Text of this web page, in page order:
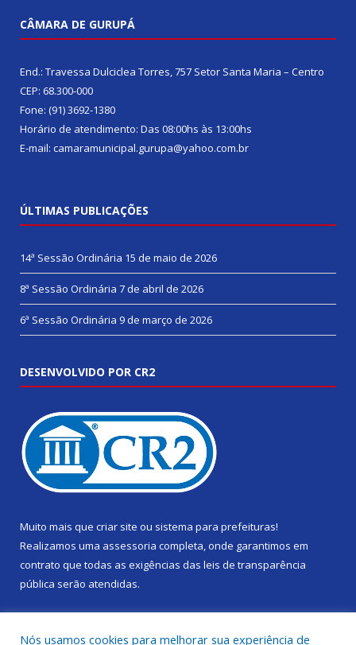
CÂMARA DE GURUPÁ
End.: Travessa Dulciclea Torres, 757 Setor Santa Maria – Centro
CEP: 68.300-000
Fone: (91) 3692-1380
Horário de atendimento: Das 08:00hs às 13:00hs
E-mail: camaramunicipal.gurupa@yahoo.com.br
ÚLTIMAS PUBLICAÇÕES
14ª Sessão Ordinária 15 de maio de 2026
8ª Sessão Ordinária 7 de abril de 2026
6ª Sessão Ordinária 9 de março de 2026
DESENVOLVIDO POR CR2
Muito mais que criar site ou sistema para prefeituras!
Realizamos uma assessoria completa, onde garantimos em
contrato que todas as exigências das leis de transparência
pública serão atendidas.
Nós usamos cookies para melhorar sua experiência de